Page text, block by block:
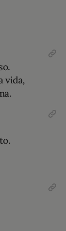
vida,